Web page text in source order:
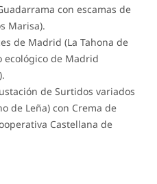
con escamas de
Marisa).
de Madrid (La Tahona de
ecológico de Madrid
de Surtidos variados
de Leña) con Crema de
Castellana de